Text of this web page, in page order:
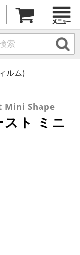
ルム)
Mini Shape
ト ミニ